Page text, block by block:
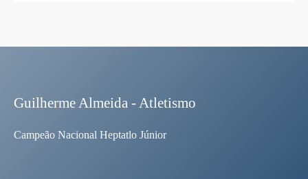
Guilherme Almeida - Atletismo
Campeão Nacional Heptatlo Júnior